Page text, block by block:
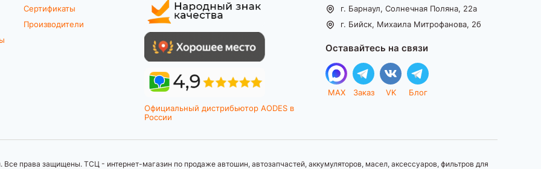
Сертификаты
Производители
Официальный дистрибьютор AODES в
России
г. Барнаул, Солнечная Поляна, 22а
г. Бийск, Михаила Митрофанова, 2б
Оставайтесь на связи
MAX Заказ VK Блог
права защищены. ТСЦ - интернет-магазин по продаже автошин, автозапчастей, аккумуляторов, масел, аксессуаров, фильтров для